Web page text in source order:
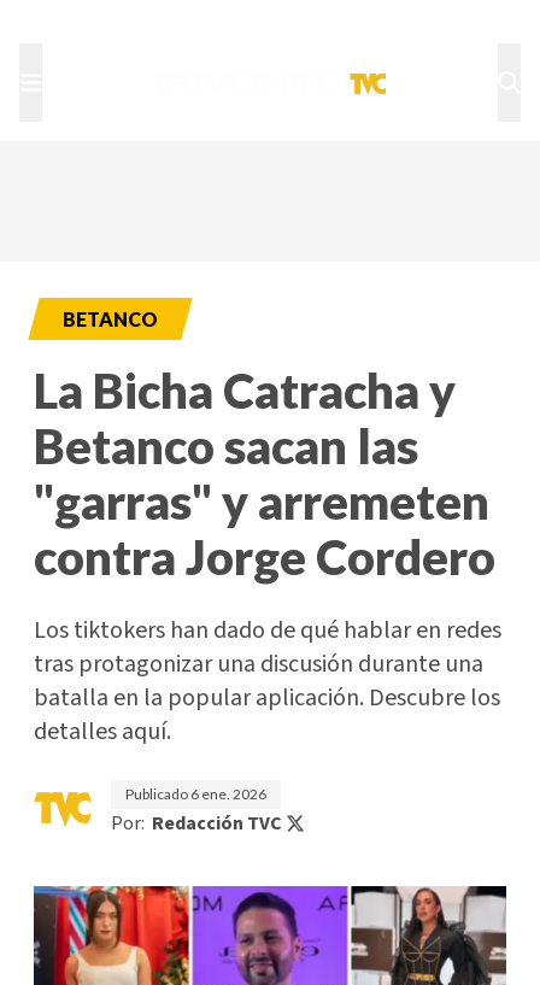
BETANCO
La Bicha Catracha y
Betanco sacan las
"garras" y arremeten
contra Jorge Cordero
Los tiktokers han dado de qué hablar en redes
tras protagonizar una discusión durante una
batalla en la popular aplicación. Descubre los
detalles aquí.
Publicado 6 ene. 2026
Por: Redacción TVC